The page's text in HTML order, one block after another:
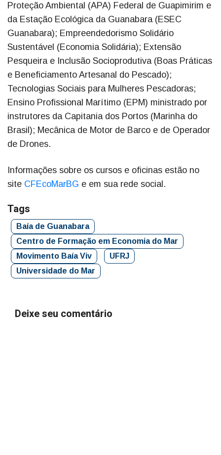
Proteção Ambiental (APA) Federal de Guapimirim e
da Estação Ecológica da Guanabara (ESEC
Guanabara); Empreendedorismo Solidário
Sustentável (Economia Solidária); Extensão
Pesqueira e Inclusão Socioprodutiva (Boas Práticas
e Beneficiamento Artesanal do Pescado);
Tecnologias Sociais para Mulheres Pescadoras;
Ensino Profissional Marítimo (EPM) ministrado por
instrutores da Capitania dos Portos (Marinha do
Brasil); Mecânica de Motor de Barco e de Operador
de Drones.
Informações sobre os cursos e oficinas estão no
site CFEcoMarBG e em sua rede social.
Tags
Baía de Guanabara
Centro de Formação em Economia do Mar
Movimento Baía Viv
UFRJ
Universidade do Mar
Deixe seu comentário